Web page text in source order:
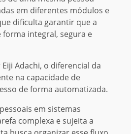
em diferentes módulos e
dificulta garantir que a
forma integral, segura e
Adachi, o diferencial da
na capacidade de
de forma automatizada.
em sistemas
complexa e sujeita a